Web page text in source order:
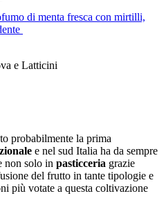
di menta fresca con mirtilli,
e Latticini
probabilmente la prima
e nel sud Italia ha da sempre
non solo in pasticceria grazie
del frutto in tante tipologie e
più votate a questa coltivazione